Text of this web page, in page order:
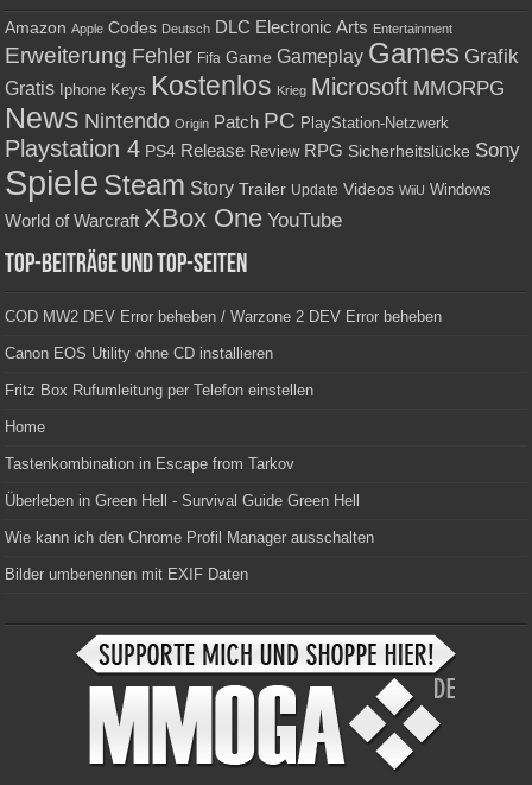
Amazon Apple Codes Deutsch DLC Electronic Arts Entertainment
Erweiterung Fehler Fifa Game Gameplay Games Grafik
Gratis Iphone Keys Kostenlos Krieg Microsoft MMORPG
News Nintendo Origin Patch PC PlayStation-Netzwerk
Playstation 4 PS4 Release Review RPG Sicherheitslücke Sony
Spiele Steam Story Trailer Update Videos WiiU Windows
World of Warcraft XBox One YouTube
Top-Beiträge und Top-Seiten
COD MW2 DEV Error beheben / Warzone 2 DEV Error beheben
Canon EOS Utility ohne CD installieren
Fritz Box Rufumleitung per Telefon einstellen
Home
Tastenkombination in Escape from Tarkov
Überleben in Green Hell - Survival Guide Green Hell
Wie kann ich den Chrome Profil Manager ausschalten
Bilder umbenennen mit EXIF Daten